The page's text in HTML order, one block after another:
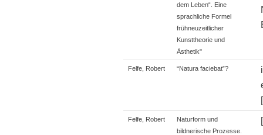
dem Leben“. Eine
sprachliche Formel
frühneuzeitlicher
Kunsttheorie und
Ästhetik"
Felfe, Robert “Natura faciebat”?
Felfe, Robert
Naturform und
bildnerische Prozesse.